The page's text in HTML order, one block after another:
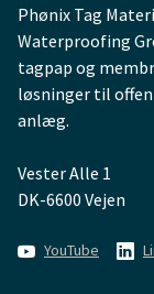
Phønix Tag
Waterproofing
tagpap og
løsninger til
anlæg.
Vester Alle 1
DK-6600 Vejen
YouTube